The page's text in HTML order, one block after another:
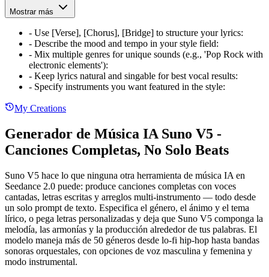
Mostrar más
- Use [Verse], [Chorus], [Bridge] to structure your lyrics:
- Describe the mood and tempo in your style field:
- Mix multiple genres for unique sounds (e.g., 'Pop Rock with
electronic elements'):
- Keep lyrics natural and singable for best vocal results:
- Specify instruments you want featured in the style:
My Creations
Generador de Música IA Suno V5 -
Canciones Completas, No Solo Beats
Suno V5 hace lo que ninguna otra herramienta de música IA en
Seedance 2.0 puede: produce canciones completas con voces
cantadas, letras escritas y arreglos multi-instrumento — todo desde
un solo prompt de texto. Especifica el género, el ánimo y el tema
lírico, o pega letras personalizadas y deja que Suno V5 componga la
melodía, las armonías y la producción alrededor de tus palabras. El
modelo maneja más de 50 géneros desde lo-fi hip-hop hasta bandas
sonoras orquestales, con opciones de voz masculina y femenina y
modo instrumental.